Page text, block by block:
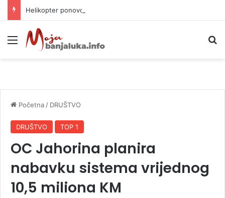
Helikopter ponovo gasi vatru u selima kod Trebinja
Meni
Početna / DRUŠTVO
DRUŠTVO TOP 1
OC Jahorina planira
nabavku sistema vrijednog
10,5 miliona KM